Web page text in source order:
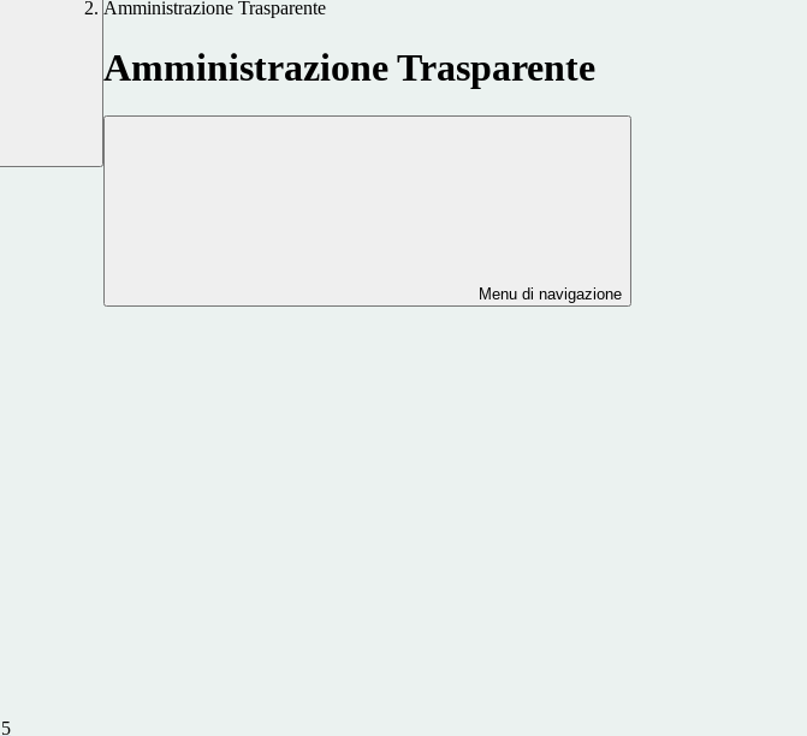
Amministrazione Trasparente
Amministrazione Trasparente
Menu di navigazione
5